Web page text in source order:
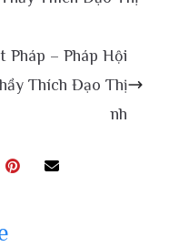
Pháp – Pháp Hội
Thích Đạo Thị
nh